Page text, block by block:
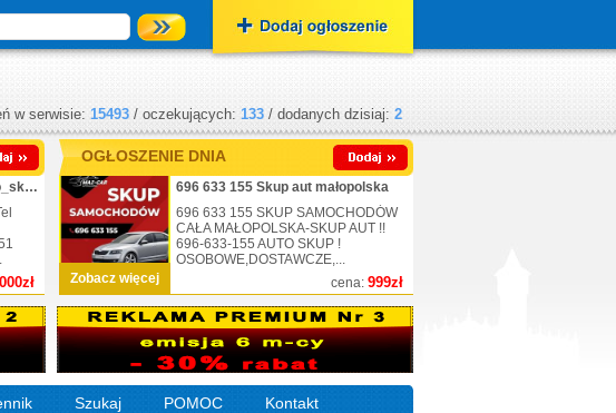
w serwisie: 15493 / oczekujących: 133 / dodanych dzisiaj: 2
725-430-051_kupię każde auto_skup_nr.1
OGŁOSZENIE DNIA
Zobacz więcej cena: 999zł
696 633 155 Skup aut małopolska
696 633 155 SKUP SAMOCHODÓW
CAŁA MAŁOPOLSKA-SKUP AUT !!
696-633-155 AUTO SKUP !
OSOBOWE,DOSTAWCZE,...
Szukaj POMOC Kontakt